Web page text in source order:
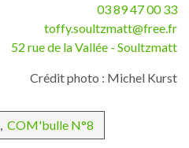
03 89 47 00 33
toffy.soultzmatt@free.fr
52 rue de la Vallée - Soultzmatt
Crédit photo : Michel Kurst
COM'bulle N°8